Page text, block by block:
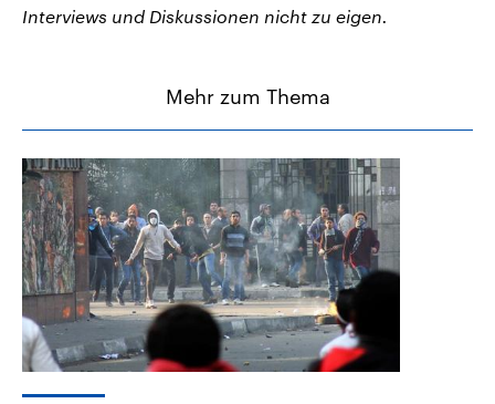
Interviews und Diskussionen nicht zu eigen.
Mehr zum Thema